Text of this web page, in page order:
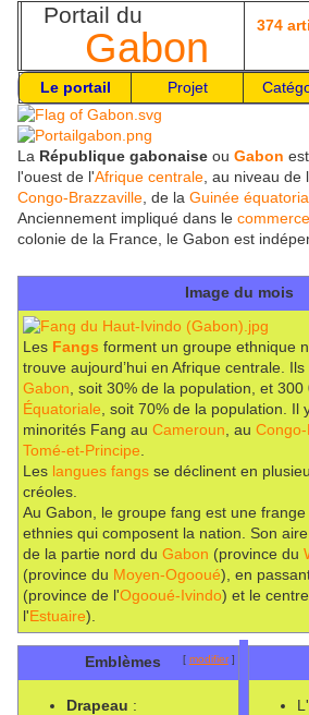
Portail du
Gabon 374
Le portail Projet
La République gabonaise ou Gabon
l'ouest de l'Afrique centrale , au niveau de
Congo-Brazzaville , de la Guinée
Anciennement impliqué dans le
colonie de la France, le Gabon est
Image du mois
Les Fangs forment un groupe ethnique
trouve aujourd’hui en Afrique centrale.
Gabon , soit 30% de la population, et 300
Équatoriale , soit 70% de la population. Il
minorités Fang au Cameroun , au
Tomé-et-Principe
Les langues fangs se déclinent en
créoles.
Au Gabon, le groupe fang est une
ethnies qui composent la nation. Son
de la partie nord du Gabon (province du
(province du Moyen-Ogooué), en
(province de l'Ogooué-Ivindo) et le
l'Estuaire).
Emblèmes [ modifier]
Drapeau :